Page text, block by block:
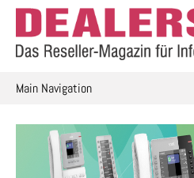
Skip
content
Main Navigation